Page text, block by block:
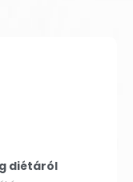
diétáról